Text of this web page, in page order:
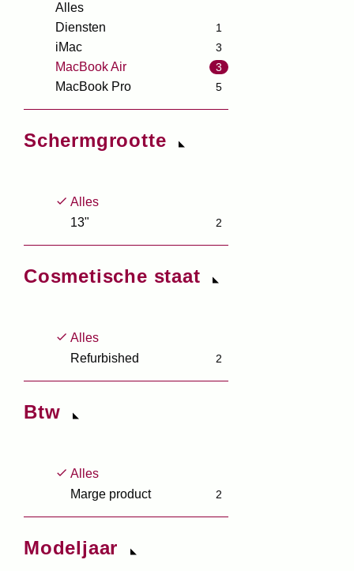
Alles
Diensten
1
iMac 3
MacBook Air 3
MacBook Pro 5
Schermgrootte
Alles
13"
2
Cosmetische staat
Alles
Refurbished
2
Btw
Alles
Marge product
2
Modeljaar